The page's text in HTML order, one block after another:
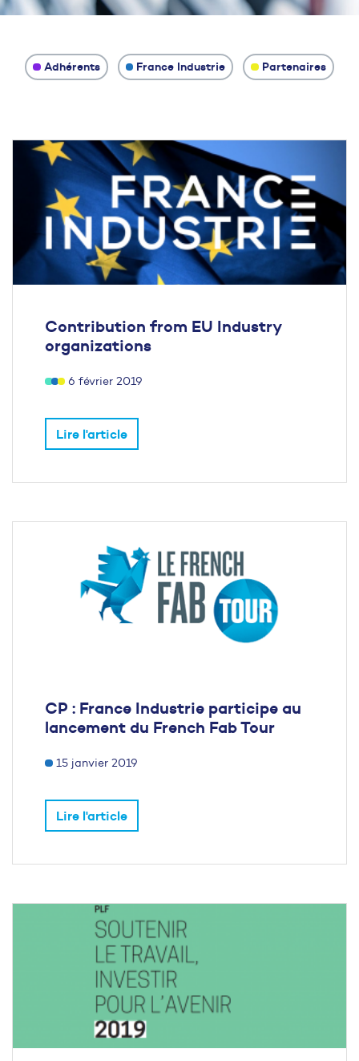
Adhérents France Industrie Partenaires
Contribution from EU Industry
organizations
6 février 2019
Lire l'article
CP : France Industrie participe au
lancement du French Fab Tour
15 janvier 2019
Lire l'article